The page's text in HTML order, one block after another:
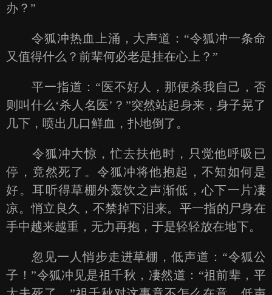
办？”
令狐冲热血上涌，大声道：“令狐冲一条命
又值得什么？前辈何必老是挂在心上？”
平一指道：“医不好人，那便杀我自己，否
则叫什么‘杀人名医’？”突然站起身来，身子晃了
几下，喷出几口鲜血，扑地倒了。
令狐冲大惊，忙去扶他时，只觉他呼吸已
停，竟然死了。令狐冲将他抱起，不知如何是
好。耳听得草棚外轰饮之声渐低，心下一片凄
凉。悄立良久，不禁掉下泪来。平一指的尸身在
手中越来越重，无力再抱，于是轻轻放在地下。
忽见一人悄步走进草棚，低声道：“令狐公
子！”令狐冲见是祖千秋，凄然道：“祖前辈，平